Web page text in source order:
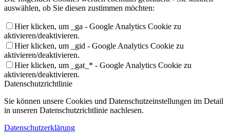
auswählen, ob Sie diesen zustimmen möchten:
Hier klicken, um _ga - Google Analytics Cookie zu
aktivieren/deaktivieren.
Hier klicken, um _gid - Google Analytics Cookie zu
aktivieren/deaktivieren.
Hier klicken, um _gat_* - Google Analytics Cookie zu
aktivieren/deaktivieren.
Datenschutzrichtlinie
Sie können unsere Cookies und Datenschutzeinstellungen im Detail
in unseren Datenschutzrichtlinie nachlesen.
Datenschutzerklärung